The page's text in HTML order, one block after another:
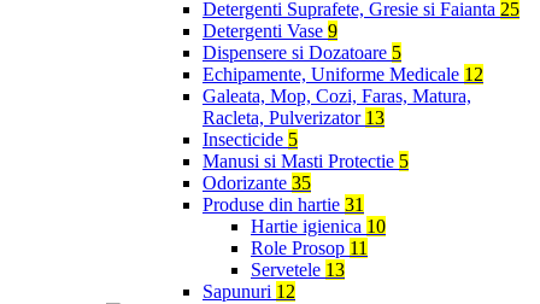
Detergenti Suprafete, Gresie si Faianta 25
Detergenti Vase 9
Dispensere si Dozatoare 5
Echipamente, Uniforme Medicale 12
Galeata, Mop, Cozi, Faras, Matura,
Racleta, Pulverizator 13
Insecticide 5
Manusi si Masti Protectie 5
Odorizante 35
Produse din hartie 31
Hartie igienica 10
Role Prosop 11
Servetele 13
Sapunuri 12